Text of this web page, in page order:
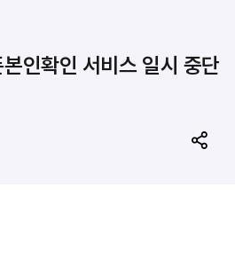
인확인 서비스 일시 중단